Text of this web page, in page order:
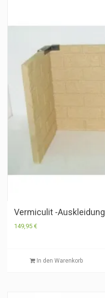
Vermiculit -Auskleidung
149,95 €
In den Warenkorb